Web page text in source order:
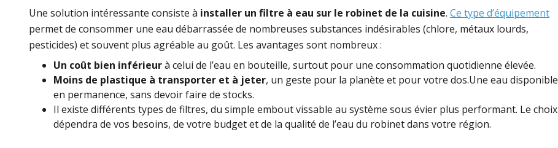
Une solution intéressante consiste à installer un filtre à eau sur le robinet de la cuisine. Ce type d’équipement
permet de consommer une eau débarrassée de nombreuses substances indésirables (chlore, métaux lourds,
pesticides) et souvent plus agréable au goût. Les avantages sont nombreux :
Un coût bien inférieurà celui de l’eau en bouteille, surtout pour une consommation quotidienne élevée.
Moins de plastique à transporter et à jeter, un geste pour la planète et pour votre dos.Une eau disponible
en permanence, sans devoir faire de stocks.
Il existe différents types de filtres, du simple embout vissable au système sous évier plus performant. Le choix
dépendra de vos besoins, de votre budget et de la qualité de l’eau du robinet dans votre région.